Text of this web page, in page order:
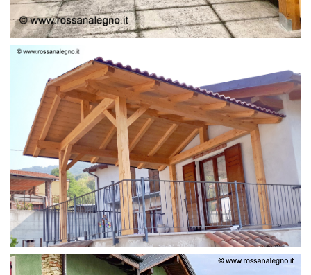
STRUTTURA LAMELLARE PRETAGLIATO